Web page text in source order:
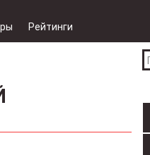
Рейтинги